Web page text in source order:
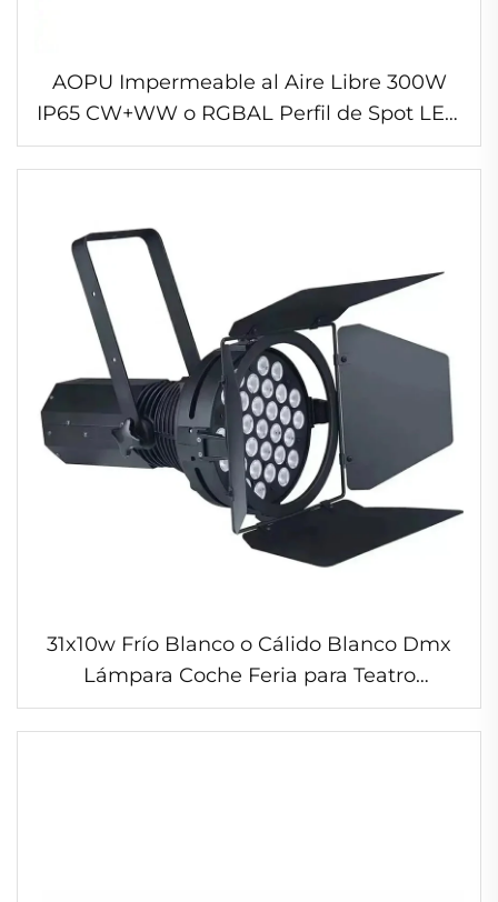
AOPU Impermeable al Aire Libre 300W
IP65 CW+WW o RGBAL Perfil de Spot LED
Con Zoom
31x10w Frío Blanco o Cálido Blanco Dmx
Lámpara Coche Feria para Teatro
Exposición Coche Feria